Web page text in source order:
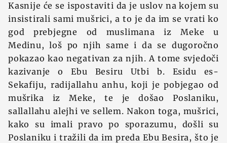
Kasnije će se ispostaviti da je uslov na kojem su
insistirali sami mušrici, a to je da im se vrati ko
god prebjegne od muslimana iz Meke u
Medinu, loš po njih same i da se dugoročno
pokazao kao negativan za njih. A tome svjedoči
kazivanje o Ebu Besiru Utbi b. Esidu es-
Sekafiju, radijallahu anhu, koji je pobjegao od
mušrika iz Meke, te je došao Poslaniku,
sallallahu alejhi ve sellem. Nakon toga, mušrici,
kako su imali pravo po sporazumu, došli su
Poslaniku i tražili da im preda Ebu Besira, što je